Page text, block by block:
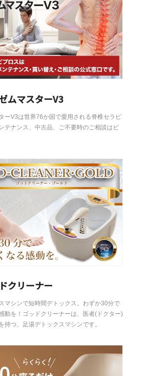
ムマスターV3
ーV3は世界76か国で愛用される脊椎セラピ
テナンス、中古品、ご不要時のご相談はビ
クリーナー
マシンで短時間デトックス。わずか30分で
動を！ゴッドクリーナーは、医者(ドクター)
持つ、足湯デトックスマシンです。